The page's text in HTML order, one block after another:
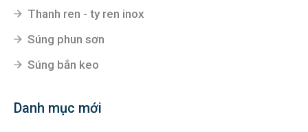
Thanh ren - ty ren inox
Súng phun sơn
Súng bắn keo
Danh mục mới